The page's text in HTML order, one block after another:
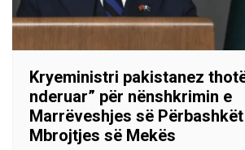
Kryeministri pakistanez
nderuar” për nënshkrimin e
Marrëveshjes së
Mbrojtjes së Mekës